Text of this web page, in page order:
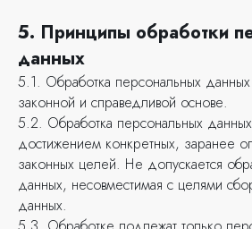
5. Принципы обработки
данных
5.1. Обработка персональных данных
законной и справедливой основе.
5.2. Обработка персональных данных
достижением конкретных, заранее
законных целей. Не допускается
данных, несовместимая с целями
данных.